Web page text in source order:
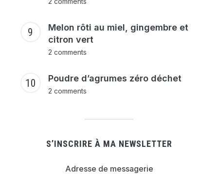
Melon rôti au miel, gingembre et
citron vert
2 comments
Poudre d’agrumes zéro déchet
2 comments
S’INSCRIRE À MA NEWSLETTER
Adresse de messagerie